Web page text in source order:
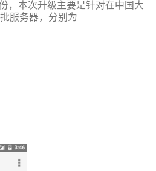
，本次升级主要是针对在中国大
服务器，分别为